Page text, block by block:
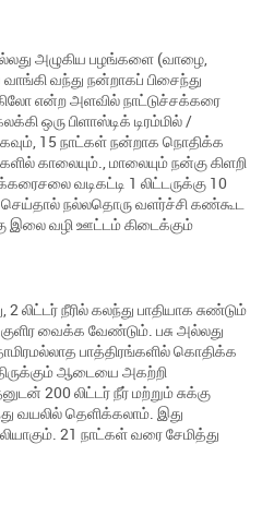
அழுகிய பழங்களை (வாழை,
வாங்கி வந்து நன்றாகப் பிசைந்து
என்ற அளவில் நாட்டுச்சக்கரை
ஒரு பிளாஸ்டிக் டிரம்மில் /
15 நாட்கள் நன்றாக நொதிக்க
காலையும்., மாலையும் நன்கு கிளறி
வடிகட்டி 1 லிட்டருக்கு 10
செய்தால் நல்லதொரு வளர்ச்சி கண்கூட
இலை வழி ஊட்டம் கிடைக்கும்
2 லிட்டர் நீரில் கலந்து பாதியாக சுண்டும்
வைக்க வேண்டும். பசு அல்லது
பாத்திரங்களில் கொதிக்க
ஆடையை அகற்றி
200 லிட்டர் நீர் மற்றும் சுக்கு
வயலில் தெளிக்கலாம். இது
21 நாட்கள் வரை சேமித்து